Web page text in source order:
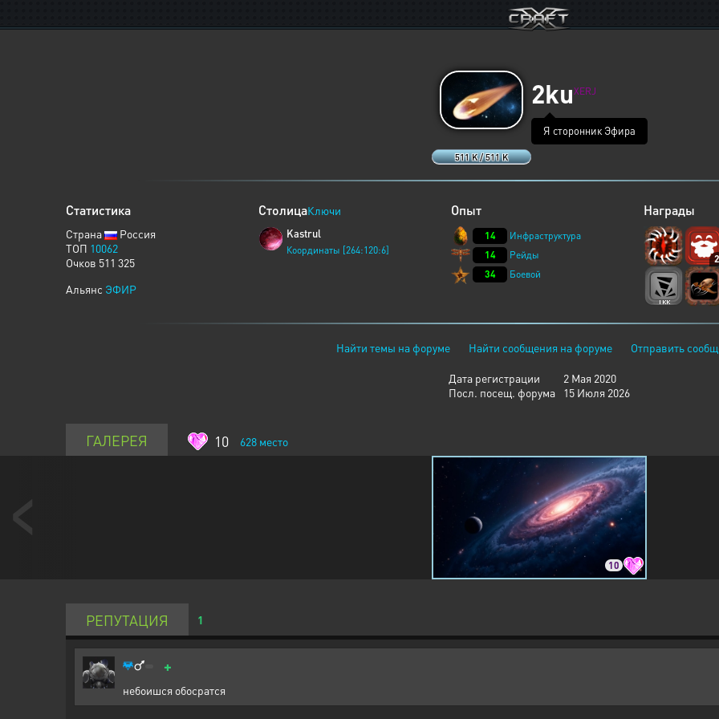
511 K / 511 K
2kuXERJ
Я сторонник Эфира
Статистика
Страна
Россия
ТОП 10062
Очков 511 325
Альянс ЭФИР
СтолицаКлючи
Kastrul
Координаты [264:120:6]
Опыт
14
Инфраструктура
14
Рейды
34
Боевой
Награды
2
Найти темы на форуме Найти сообщения на форуме Отправить
Дата регистрации
2 Мая 2020
Посл. посещ. форума
15 Июля 2026
ГАЛЕРЕЯ 10 628 место
10
РЕПУТАЦИЯ 1
+
небоишся обосратся